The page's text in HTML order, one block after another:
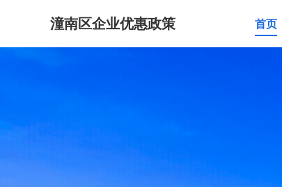
潼南区企业优惠政策 首页